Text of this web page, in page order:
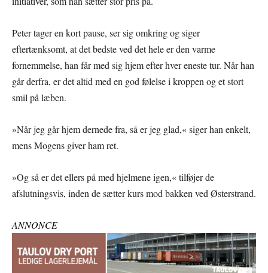
Peter tager en kort pause, ser sig omkring og siger
eftertænksomt, at det bedste ved det hele er den varme
fornemmelse, han får med sig hjem efter hver eneste tur. Når han
går derfra, er det altid med en god følelse i kroppen og et stort
smil på læben.
»Når jeg går hjem dernede fra, så er jeg glad,« siger han enkelt,
mens Mogens giver ham ret.
»Og så er det ellers på med hjelmene igen,« tilføjer de
afslutningsvis, inden de sætter kurs mod bakken ved Østerstrand.
ANNONCE